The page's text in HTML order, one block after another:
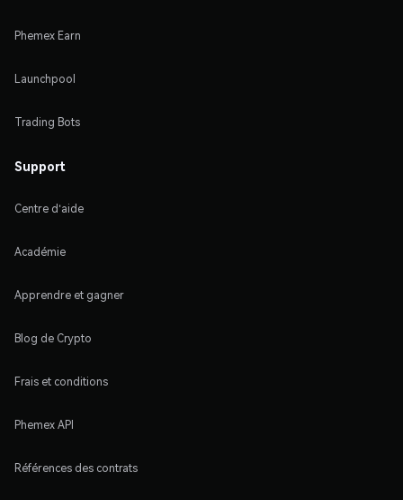
Phemex Earn
Launchpool
Trading Bots
Support
Centre d'aide
Académie
Apprendre et gagner
Blog de Crypto
Frais et conditions
Phemex API
Références des contrats